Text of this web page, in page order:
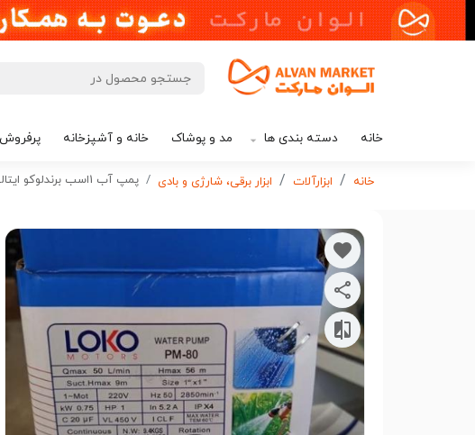
خانه دسته بندی ها مد و پوشاک خانه و آشپزخانه
خانه ابزارآلات ابزار برقی، شارژی و بادی پمپ آب 1اسب برندلوکو ایتالیایی PM80 کد P118 تک و عمده